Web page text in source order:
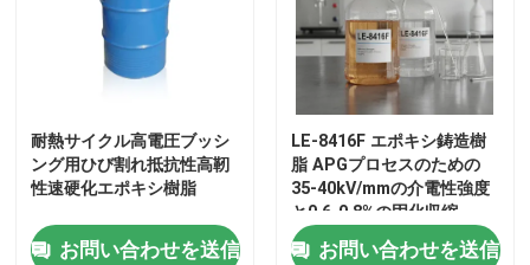
ビデオ
VRショー
耐熱サイクル高電圧ブッシ
ング用ひび割れ抵抗性高靭
性速硬化エポキシ樹脂
お問い合わせを送信
LE-8416F エポキシ鋳造樹
脂 APGプロセスのための
35-40kV/mmの介電性強度
と0.6-0.8%の固化収縮
お問い合わせを送信